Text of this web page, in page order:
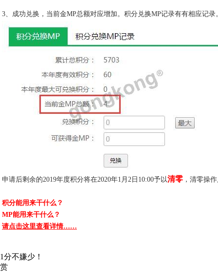
3、成功兑换，当前金MP总额对应增加。积分兑换MP记录有有相应记录
申请后剩余的2019年度积分将在2020年1月2日 10:00予以清零 ，清零操
积分能用来干什么？
MP能用来干什么？
请点击这里查看详情……
1分不嫌少！
赏